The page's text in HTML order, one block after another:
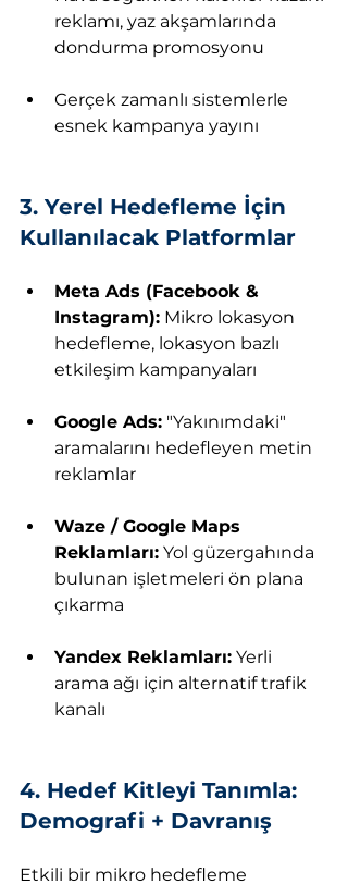
reklamı, yaz akşamlarında
dondurma promosyonu
Gerçek zamanlı sistemlerle
esnek kampanya yayını
3. Yerel Hedefleme İçin
Kullanılacak Platformlar
Meta Ads (Facebook &
Instagram): Mikro lokasyon
hedefleme, lokasyon bazlı
etkileşim kampanyaları
Google Ads: "Yakınımdaki"
aramalarını hedefleyen metin
reklamlar
Waze / Google Maps
Reklamları: Yol güzergahında
bulunan işletmeleri ön plana
çıkarma
Yandex Reklamları: Yerli
arama ağı için alternatif trafik
kanalı
4. Hedef Kitleyi Tanımla:
Demografi + Davranış
Etkili bir mikro hedefleme